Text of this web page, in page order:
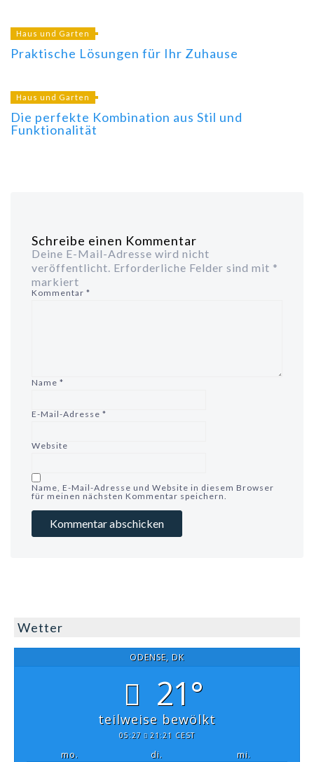
Haus und Garten
Praktische Lösungen für Ihr Zuhause
Haus und Garten
Die perfekte Kombination aus Stil und
Funktionalität
Schreibe einen Kommentar
Deine E-Mail-Adresse wird nicht
veröffentlicht. Erforderliche Felder sind mit *
markiert
Kommentar *
Name *
E-Mail-Adresse *
Website
Name, E-Mail-Adresse und Website in diesem Browser
für meinen nächsten Kommentar speichern.
Wetter
ODENSE, DK
21°
teilweise bewölkt
05:27 21:21 CEST
mo. di.
mi.